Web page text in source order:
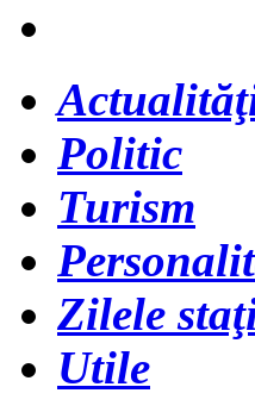
Politic
Turism
Zilele
Utile